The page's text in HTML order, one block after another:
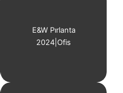
E&W Pırlanta
2024 Ofis